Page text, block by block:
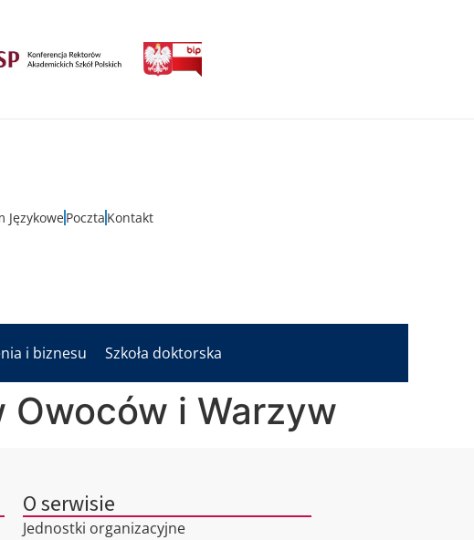
JęzykowePoczta Kontakt
i biznesu Szkoła doktorska
i Warzyw
O serwisie
Jednostki organizacyjne